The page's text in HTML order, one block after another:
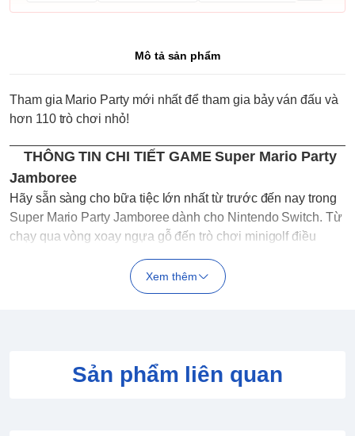
Mô tả sản phẩm
Tham gia Mario Party mới nhất để tham gia bảy ván đấu và
hơn 110 trò chơi nhỏ!
THÔNG TIN CHI TIẾT GAME Super Mario Party
Jamboree
Hãy sẵn sàng cho bữa tiệc lớn nhất từ ​​trước đến nay trong
Super Mario Party Jamboree dành cho Nintendo Switch. Từ
chạy qua vòng xoay ngựa gỗ đến trò chơi minigolf điều
nhiều nhất trong bất kỳ trò chơi Mario Party nào cho đến
Rainbow Castle từ các tựa game trước cùng nhiều trò chơi
Xem thêm
Sản phẩm liên quan